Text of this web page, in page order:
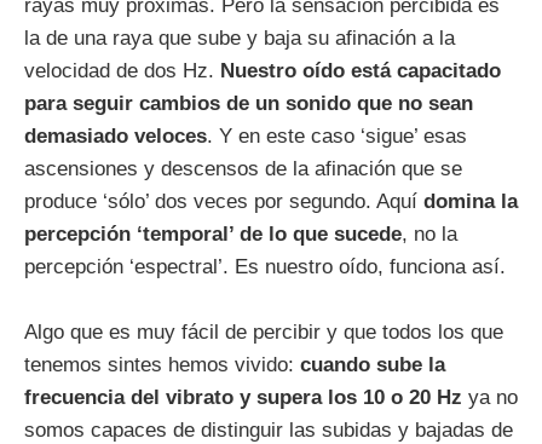
rayas muy próximas. Pero la sensación percibida es
la de una raya que sube y baja su afinación a la
velocidad de dos Hz. Nuestro oído está capacitado
para seguir cambios de un sonido que no sean
demasiado veloces. Y en este caso ‘sigue’ esas
ascensiones y descensos de la afinación que se
produce ‘sólo’ dos veces por segundo. Aquí domina la
percepción ‘temporal’ de lo que sucede, no la
percepción ‘espectral’. Es nuestro oído, funciona así.
Algo que es muy fácil de percibir y que todos los que
tenemos sintes hemos vivido: cuando sube la
frecuencia del vibrato y supera los 10 o 20 Hz ya no
somos capaces de distinguir las subidas y bajadas de